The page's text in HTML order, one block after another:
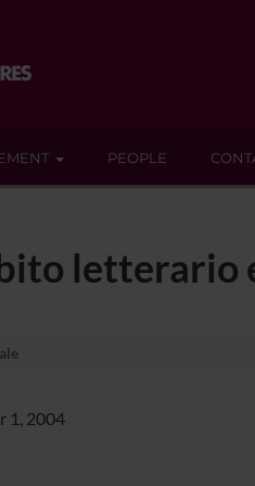
PEOPLE
letterario
1, 2004